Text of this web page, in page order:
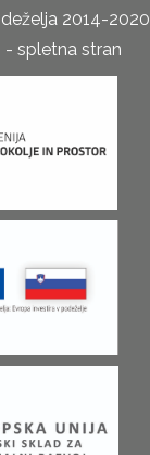
2014-2020
spletna stran